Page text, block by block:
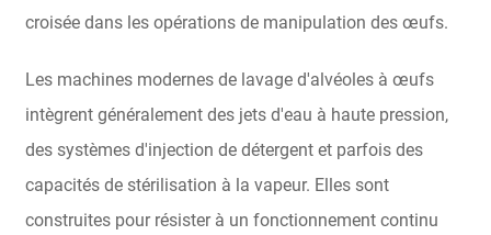
croisée dans les opérations de manipulation des œufs.
Les machines modernes de lavage d'alvéoles à œufs
intègrent généralement des jets d'eau à haute pression,
des systèmes d'injection de détergent et parfois des
capacités de stérilisation à la vapeur. Elles sont
construites pour résister à un fonctionnement continu